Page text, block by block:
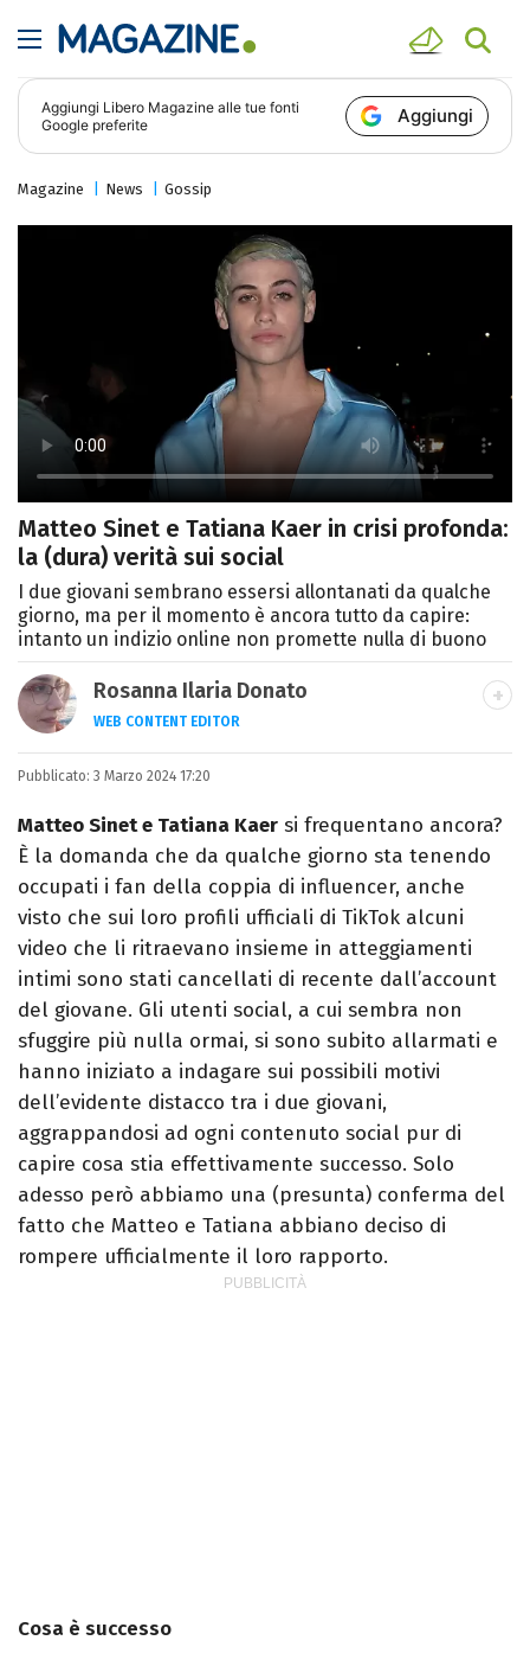
Aggiungi Libero Magazine alle tue fonti
Google preferite
Aggiungi
Magazine News Gossip
Matteo Sinet e Tatiana Kaer in crisi profonda:
la (dura) verità sui social
I due giovani sembrano essersi allontanati da qualche
giorno, ma per il momento è ancora tutto da capire:
intanto un indizio online non promette nulla di buono
Rosanna Ilaria Donato
WEB CONTENT EDITOR
Laureata in Linguaggi dei Media, mi dedico
Ho lavorato come web content editor
freelance per diverse testate.
Pubblicato: 3 Marzo 2024 17:20
Matteo Sinet e Tatiana Kaer si frequentano ancora?
È la domanda che da qualche giorno sta tenendo
occupati i fan della coppia di influencer, anche
visto che sui loro profili ufficiali di TikTok alcuni
video che li ritraevano insieme in atteggiamenti
intimi sono stati cancellati di recente dall’account
del giovane. Gli utenti social, a cui sembra non
sfuggire più nulla ormai, si sono subito allarmati e
hanno iniziato a indagare sui possibili motivi
dell’evidente distacco tra i due giovani,
aggrappandosi ad ogni contenuto social pur di
capire cosa stia effettivamente successo. Solo
adesso però abbiamo una (presunta) conferma del
fatto che Matteo e Tatiana abbiano deciso di
rompere ufficialmente il loro rapporto.
Cosa è successo